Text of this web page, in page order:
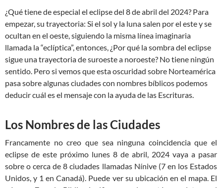
¿Qué tiene de especial el eclipse del 8 de abril del 2024? Para
empezar, su trayectoria: Si el sol y la luna salen por el este y se
ocultan en el oeste, siguiendo la misma línea imaginaria
llamada la “eclíptica”, entonces, ¿Por qué la sombra del eclipse
sigue una trayectoria de suroeste a noroeste? No tiene ningún
sentido. Pero si vemos que esta oscuridad sobre Norteamérica
pasa sobre algunas ciudades con nombres bíblicos podemos
deducir cuál es el mensaje con la ayuda de las Escrituras.
Los Nombres de las Ciudades
Francamente no creo que sea ninguna coincidencia que el
eclipse de este próximo lunes 8 de abril, 2024 vaya a pasar
sobre o cerca de 8 ciudades llamadas Nínive (7 en los Estados
Unidos, y 1 en Canadá). Puede ver su ubicación en el mapa. El